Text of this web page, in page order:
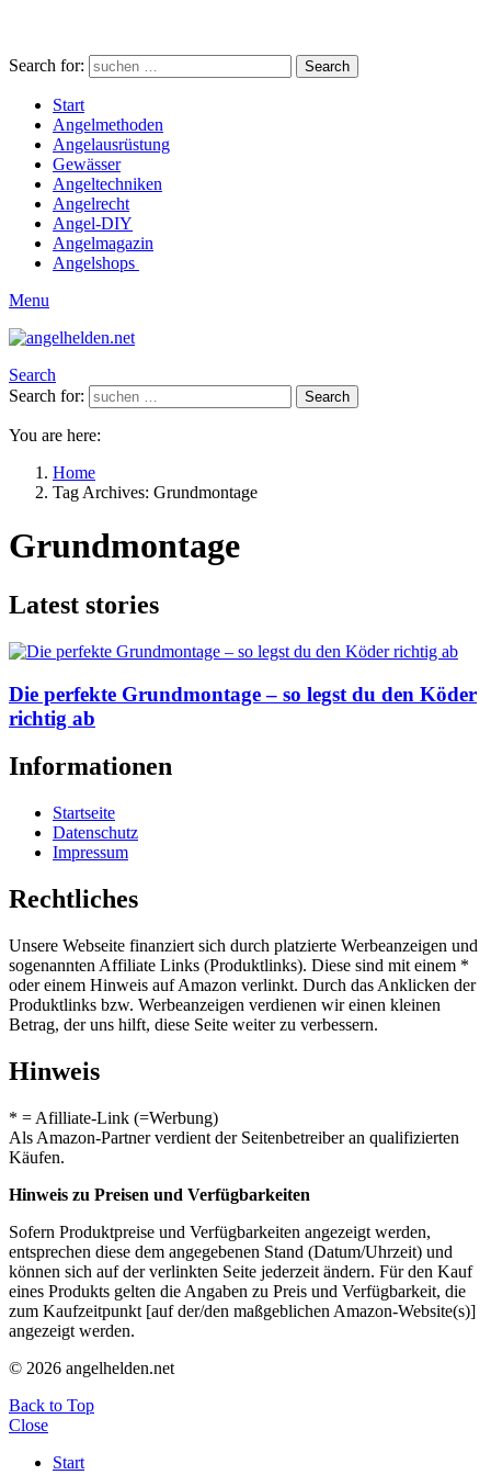
Search for: Search
Start
Angelmethoden
Angelausrüstung
Gewässer
Angeltechniken
Angelrecht
Angel-DIY
Angelmagazin
Angelshops
Menu
Search
Search for:
Search
You are here:
Home
Tag Archives: Grundmontage
Grundmontage
Latest stories
Die perfekte Grundmontage – so legst du den Köder
richtig ab
Informationen
Startseite
Datenschutz
Impressum
Rechtliches
Unsere Webseite finanziert sich durch platzierte Werbeanzeigen und
sogenannten Affiliate Links (Produktlinks). Diese sind mit einem *
oder einem Hinweis auf Amazon verlinkt. Durch das Anklicken der
Produktlinks bzw. Werbeanzeigen verdienen wir einen kleinen
Betrag, der uns hilft, diese Seite weiter zu verbessern.
Hinweis
* = Afilliate-Link (=Werbung)
Als Amazon-Partner verdient der Seitenbetreiber an qualifizierten
Käufen.
Hinweis zu Preisen und Verfügbarkeiten
Sofern Produktpreise und Verfügbarkeiten angezeigt werden,
entsprechen diese dem angegebenen Stand (Datum/Uhrzeit) und
können sich auf der verlinkten Seite jederzeit ändern. Für den Kauf
eines Produkts gelten die Angaben zu Preis und Verfügbarkeit, die
zum Kaufzeitpunkt [auf der/den maßgeblichen Amazon-Website(s)]
angezeigt werden.
© 2026 angelhelden.net
Back to Top
Close
Start